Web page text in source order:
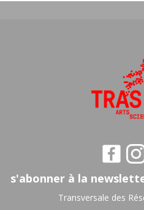
s'abonner à la
Transversale des